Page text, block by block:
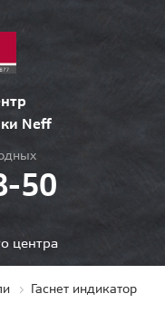
Neff
50
центра
Гаснет индикатор